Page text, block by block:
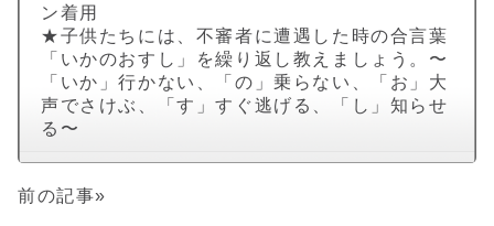
ン着用
★子供たちには、不審者に遭遇した時の合言葉
「いかのおすし」を繰り返し教えましょう。〜
「いか」行かない、「の」乗らない、「お」大
声でさけぶ、「す」すぐ逃げる、「し」知らせ
る〜
前の記事»